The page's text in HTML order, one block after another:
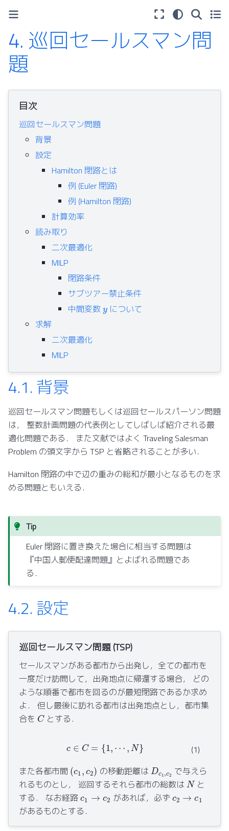
4. 巡回セールスマン問
題
目次
巡回セールスマン問題
背景
設定
Hamilton 閉路とは
例 (Euler 閉路)
例 (Hamilton 閉路)
計算効率
読み取り
二次最適化
MILP
閉路条件
サブツアー禁止条件
中間変数yについて
求解
二次最適化
MILP
4.1. 背景
巡回セールスマン問題もしくは巡回セールスパーソン問題
は， 整数計画問題の代表例としてしばしば紹介される最
適化問題である． また文献ではよく Traveling Salesman
Problem の頭文字から TSP と省略されることが多い．
Hamilton 閉路の中で辺の重みの総和が最小となるものを求
める問題ともいえる．
Tip
Euler 閉路に置き換えた場合に相当する問題は
『中国人郵便配達問題』とよばれる問題であ
る．
4.2. 設定
巡回セールスマン問題 (TSP)
セールスマンがある都市から出発し，全ての都市を
一度だけ訪問して，出発地点に帰還する場合， どの
ような順番で都市を回るのが最短閉路であるか求め
よ． 但し最後に訪れる都市は出発地点とし，都市集
合を Cとする．
(1)
c∈C= {1, ⋯,N
また各都市間 (c1 c2 ) の移動距離は Dc 2
で与えら
れるものとし， 巡回するそれら都市の総数は N と
する． なお経路c1 →c 2 があれば，必ずc2 →c1
があるものとする．